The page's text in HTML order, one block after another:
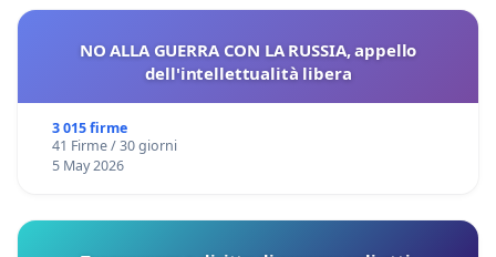
NO ALLA GUERRA CON LA RUSSIA, appello
dell'intellettualità libera
3 015 firme
41 Firme / 30 giorni
5 May 2026